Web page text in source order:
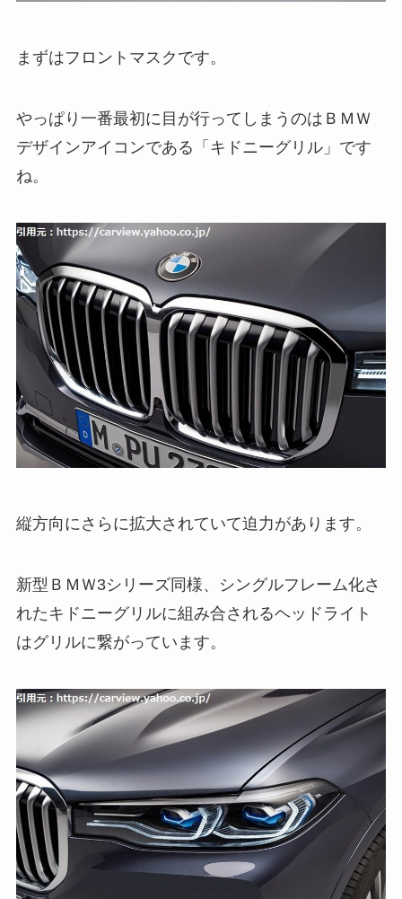
まずはフロントマスクです。
やっぱり一番最初に目が行ってしまうのはＢＭＷ
デザインアイコンである「キドニーグリル」です
ね。
縦方向にさらに拡大されていて迫力があります。
新型ＢＭＷ3シリーズ同様、シングルフレーム化さ
れたキドニーグリルに組み合されるヘッドライト
はグリルに繋がっています。